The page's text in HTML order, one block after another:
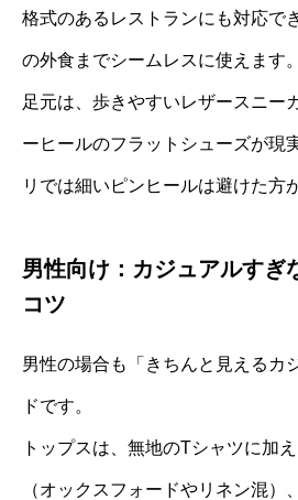
格式のあるレストランにも対応で
の外食までシームレスに使えます。
足元は、歩きやすいレザースニー
ーヒールのフラットシューズが現
リでは細いピンヒールは避けた方
男性向け：カジュアルすぎ
コツ
男性の場合も「きちんと見えるカ
ドです。
トップスは、無地のTシャツに加
（オックスフォードやリネン混）